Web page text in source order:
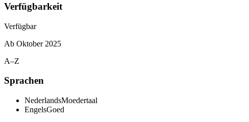
Verfügbarkeit
Verfügbar
Ab Oktober 2025
A–Z
Sprachen
NederlandsMoedertaal
EngelsGoed